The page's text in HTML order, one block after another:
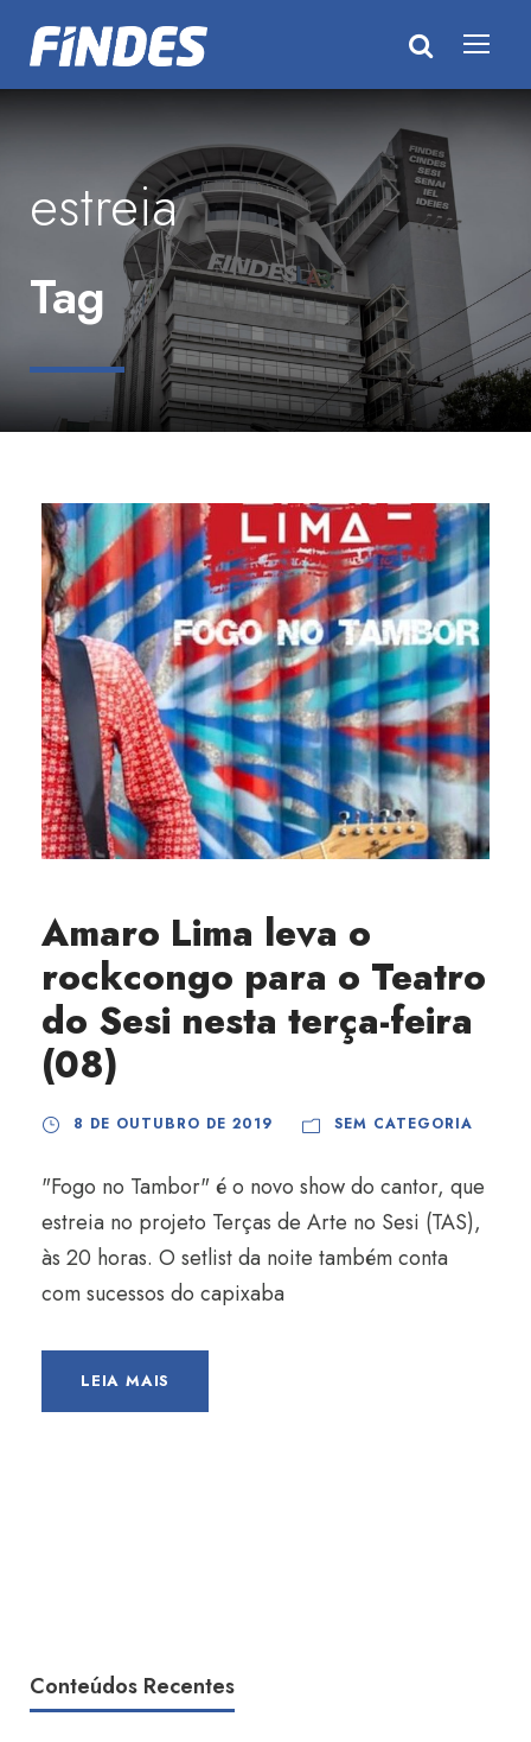
estreia
Tag
Amaro Lima leva o
rockcongo para o Teatro
do Sesi nesta terça-feira
(08)
8 DE OUTUBRO DE 2019 SEM CATEGORIA
"Fogo no Tambor" é o novo show do cantor, que
estreia no projeto Terças de Arte no Sesi (TAS),
às 20 horas. O setlist da noite também conta
com sucessos do capixaba
LEIA MAIS
Conteúdos Recentes